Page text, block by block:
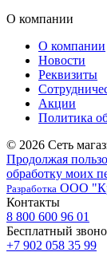
О компании
О компании
Новости
Реквизиты
Акции
Политика
© 2026 Сеть
Продолжая
обработку моих
Разработка ООО
Контакты
8 800 600 96 01
Бесплатный
+7 902 058 35 99